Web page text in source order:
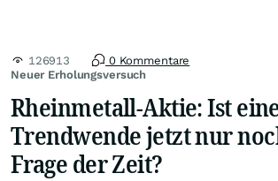
Neuer Erholungsversuch
126913 0 Kommentare
Rheinmetall-Aktie: Ist
Trendwende jetzt nur
Frage der Zeit?